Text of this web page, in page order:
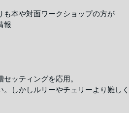
本や対面ワークショップの方が
報
ッティングを応用。
。しかしルリーやチェリーより難し